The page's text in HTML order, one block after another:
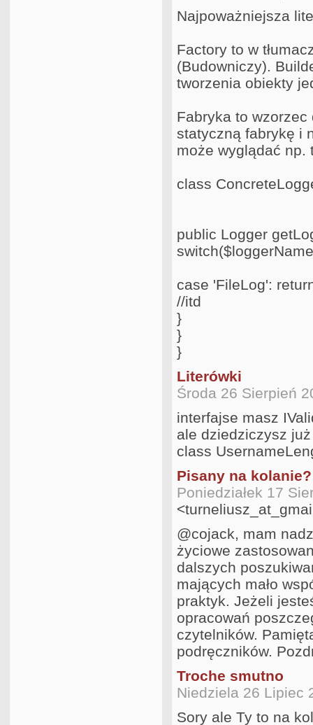
Najpoważniejsza
Factory to w
(Budowniczy).
tworzenia obiekty
Fabryka to
statyczną fabrykę i
może wyglądać np.
class
public Logger
case 'FileLog':
//itd
}
}
}
Literówki
Środa 26 Sierpień
interfajse masz
ale dziedziczysz już
class
Pisany na kolanie?
Poniedziałek 17
@cojack, mam
życiowe
dalszych
mających mało
praktyk. Jeżeli
opracowań
czytelników.
podręczników.
Troche smutno
Niedziela 26 Lipiec
Sory ale Ty to na